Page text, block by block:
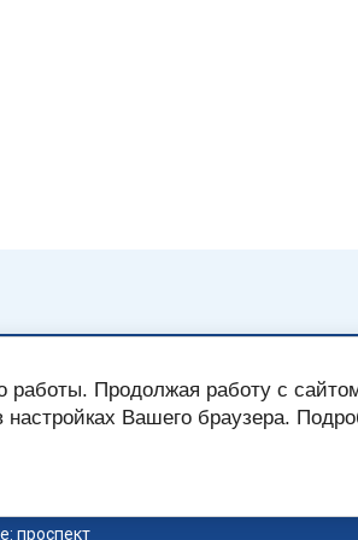
проспект
Как купить?
Бренды
работы. Продолжая работу с
Вашего браузера.